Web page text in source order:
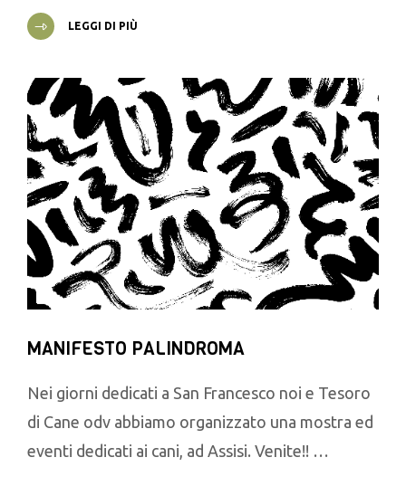
LEGGI DI PIÙ
MANIFESTO PALINDROMA
Nei giorni dedicati a San Francesco noi e Tesoro
di Cane odv abbiamo organizzato una mostra ed
eventi dedicati ai cani, ad Assisi. Venite!! …